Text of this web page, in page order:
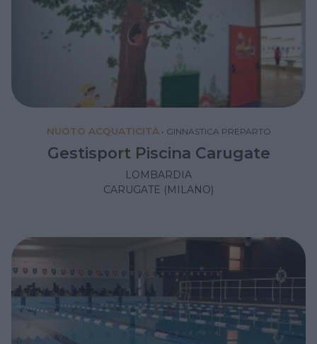
NUOTO ACQUATICITÀ • GINNASTICA PREPARTO
Gestisport Piscina Carugate
LOMBARDIA
CARUGATE (MILANO)